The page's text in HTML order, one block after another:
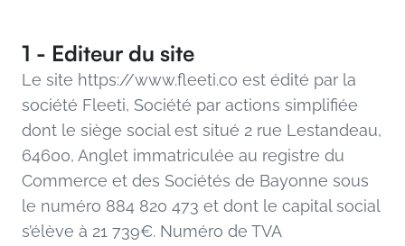
1 - Editeur du site
Le site https://www.fleeti.co est édité par la
société Fleeti, Société par actions simplifiée
dont le siège social est situé 2 rue Lestandeau,
64600, Anglet immatriculée au registre du
Commerce et des Sociétés de Bayonne sous
le numéro 884 820 473 et dont le capital social
s’élève à 21 739€. Numéro de TVA